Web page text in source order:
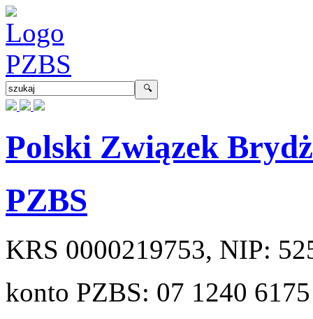
Polski Związek
PZBS
KRS 0000219753, NIP:
konto PZBS: 07 1240